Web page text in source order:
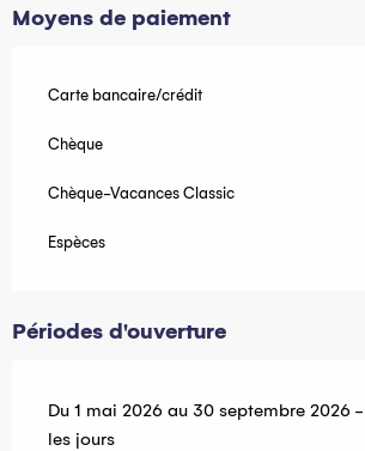
Moyens de paiement
Carte bancaire/crédit
Chèque
Chèque-Vacances Classic
Espèces
Périodes d'ouverture
Du 1 mai 2026 au 30 septembre 2026
les jours